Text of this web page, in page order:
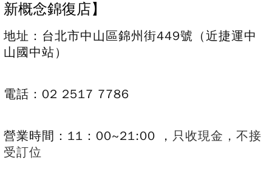
新概念錦復店】
地址：台北市中山區錦州街449號 （近捷運中
山國中站）
電話：02 2517 7786
營業時間：11：00~21:00 ， 只收現金，不接
受訂位